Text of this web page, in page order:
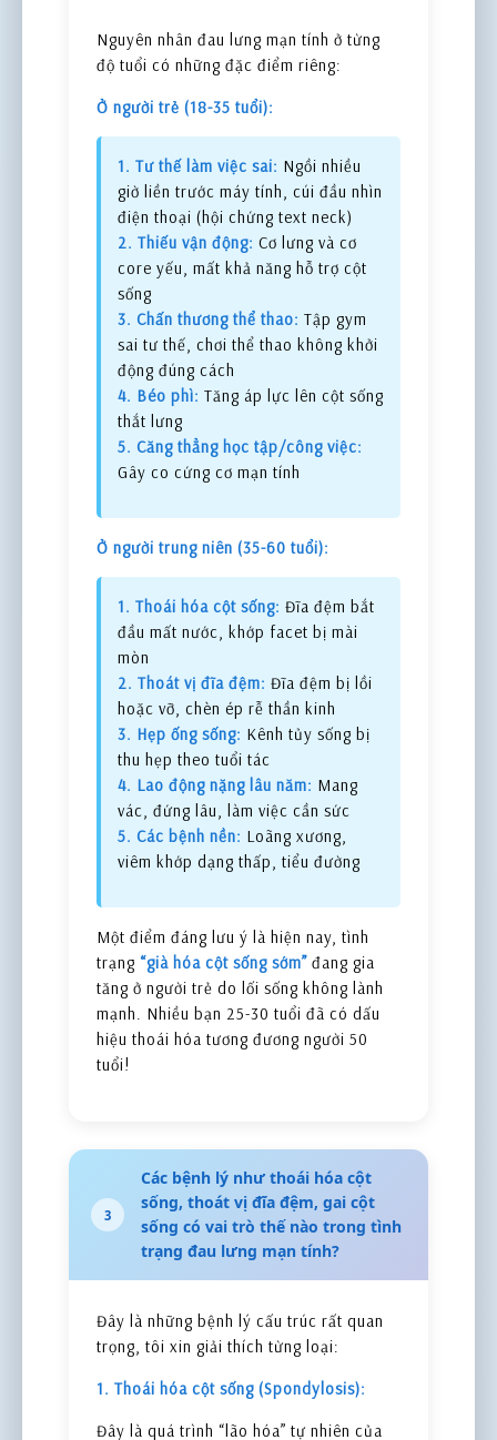
Nguyên nhân đau lưng mạn tính ở từng
độ tuổi có những đặc điểm riêng:
Ở người trẻ (18-35 tuổi):
1. Tư thế làm việc sai: Ngồi nhiều
giờ liền trước máy tính, cúi đầu nhìn
điện thoại (hội chứng text neck)
2. Thiếu vận động: Cơ lưng và cơ
core yếu, mất khả năng hỗ trợ cột
sống
3. Chấn thương thể thao: Tập gym
sai tư thế, chơi thể thao không khởi
động đúng cách
4. Béo phì: Tăng áp lực lên cột sống
thắt lưng
5. Căng thẳng học tập/công việc:
Gây co cứng cơ mạn tính
Ở người trung niên (35-60 tuổi):
1. Thoái hóa cột sống: Đĩa đệm bắt
đầu mất nước, khớp facet bị mài
mòn
2. Thoát vị đĩa đệm: Đĩa đệm bị lồi
hoặc vỡ, chèn ép rễ thần kinh
3. Hẹp ống sống: Kênh tủy sống bị
thu hẹp theo tuổi tác
4. Lao động nặng lâu năm: Mang
vác, đứng lâu, làm việc cần sức
5. Các bệnh nền: Loãng xương,
viêm khớp dạng thấp, tiểu đường
Một điểm đáng lưu ý là hiện nay, tình
trạng “già hóa cột sống sớm” đang gia
tăng ở người trẻ do lối sống không lành
mạnh. Nhiều bạn 25-30 tuổi đã có dấu
hiệu thoái hóa tương đương người 50
tuổi!
3
Các bệnh lý như thoái hóa cột
sống, thoát vị đĩa đệm, gai cột
sống có vai trò thế nào trong tình
trạng đau lưng mạn tính?
Đây là những bệnh lý cấu trúc rất quan
trọng, tôi xin giải thích từng loại:
1. Thoái hóa cột sống (Spondylosis):
Đây là quá trình “lão hóa” tự nhiên của